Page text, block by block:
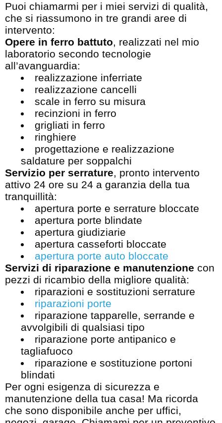
Puoi chiamarmi per i miei servizi di qualità,
che si riassumono in tre grandi aree di
intervento:
Opere in ferro battuto, realizzati nel mio
laboratorio secondo tecnologie
all’avanguardia:
realizzazione inferriate
realizzazione cancelli
scale in ferro su misura
recinzioni in ferro
grigliati in ferro
ringhiere
progettazione e realizzazione
saldature per soppalchi
Servizio per serrature, pronto intervento
attivo 24 ore su 24 a garanzia della tua
tranquillità:
apertura porte e serrature bloccate
apertura porte blindate
apertura giudiziarie
apertura casseforti bloccate
apertura porte auto bloccate
Servizi di riparazione e manutenzione con
pezzi di ricambio della migliore qualità:
riparazioni e sostituzioni serrature
riparazioni porte
riparazione tapparelle, serrande e
avvolgibili di qualsiasi tipo
riparazione porte antipanico e
tagliafuoco
riparazione e sostituzione portoni
blindati
Per ogni esigenza di sicurezza e
manutenzione della tua casa! Ma ricorda
che sono disponibile anche per uffici,